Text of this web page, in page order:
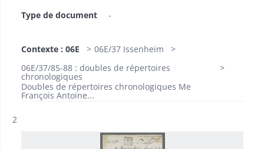
Type de document
-
Contexte : 06E
06E/37 Issenheim
06E/37/85-88 : doubles de répertoires
chronologiques
Doubles de répertoires chronologiques Me
François Antoine...
Résultat n°
2